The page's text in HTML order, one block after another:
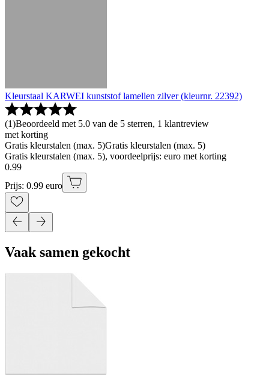
Kleurstaal KARWEI kunststof lamellen zilver (kleurnr. 22392)
(1)Beoordeeld met 5.0 van de 5 sterren, 1 klantreview
met korting
Gratis kleurstalen (max. 5)Gratis kleurstalen (max. 5)
Gratis kleurstalen (max. 5), voordeelprijs: euro met korting
0.99
Prijs: 0.99 euro
Vaak samen gekocht